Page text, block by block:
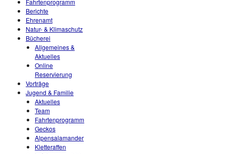
Fahrtenprogramm
Berichte
Ehrenamt
Natur- & Klimaschutz
Bücherei
Allgemeines &
Aktuelles
Online
Reservierung
Vorträge
Jugend & Familie
Aktuelles
Team
Fahrtenprogramm
Geckos
Alpensalamander
Kletteraffen